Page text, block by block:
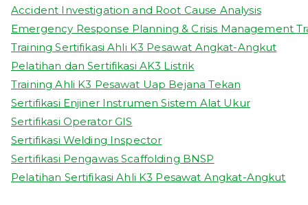
Accident Investigation and Root Cause Analysis
Emergency Response Planning & Crisis Management
Training Sertifikasi Ahli K3 Pesawat Angkat-Angkut
Pelatihan dan Sertifikasi AK3 Listrik
Training Ahli K3 Pesawat Uap Bejana Tekan
Sertifikasi Enjiner Instrumen Sistem Alat Ukur
Sertifikasi Operator GIS
Sertifikasi Welding Inspector
Sertifikasi Pengawas Scaffolding BNSP
Pelatihan Sertifikasi Ahli K3 Pesawat Angkat-Angkut